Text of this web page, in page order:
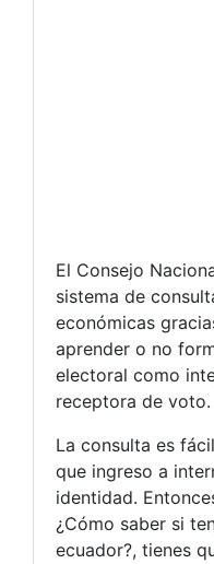
El Consejo
sistema de
económicas
aprender o no
electoral como
receptora de voto.
La consulta es
que ingreso a
identidad.
¿Cómo saber si
ecuador?, tienes